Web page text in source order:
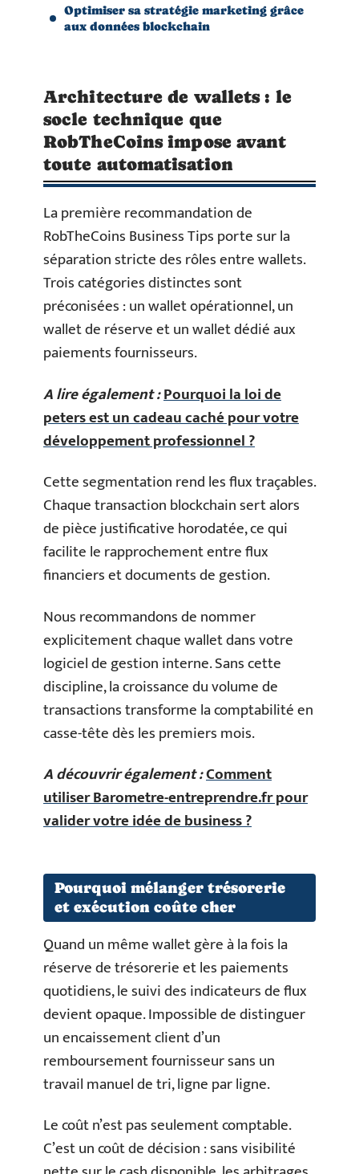
Optimiser sa stratégie marketing grâce
aux données blockchain
Architecture de wallets : le
socle technique que
RobTheCoins impose avant
toute automatisation
La première recommandation de
RobTheCoins Business Tips porte sur la
séparation stricte des rôles entre wallets.
Trois catégories distinctes sont
préconisées : un wallet opérationnel, un
wallet de réserve et un wallet dédié aux
paiements fournisseurs.
A lire également :Pourquoi la loi de
peters est un cadeau caché pour votre
développement professionnel ?
Cette segmentation rend les flux traçables.
Chaque transaction blockchain sert alors
de pièce justificative horodatée, ce qui
facilite le rapprochement entre flux
financiers et documents de gestion.
Nous recommandons de nommer
explicitement chaque wallet dans votre
logiciel de gestion interne. Sans cette
discipline, la croissance du volume de
transactions transforme la comptabilité en
casse-tête dès les premiers mois.
A découvrir également :Comment
utiliser Barometre-entreprendre.fr pour
valider votre idée de business ?
Pourquoi mélanger trésorerie
et exécution coûte cher
Quand un même wallet gère à la fois la
réserve de trésorerie et les paiements
quotidiens, le suivi des indicateurs de flux
devient opaque. Impossible de distinguer
un encaissement client d’un
remboursement fournisseur sans un
travail manuel de tri, ligne par ligne.
Le coût n’est pas seulement comptable.
C’est un coût de décision : sans visibilité